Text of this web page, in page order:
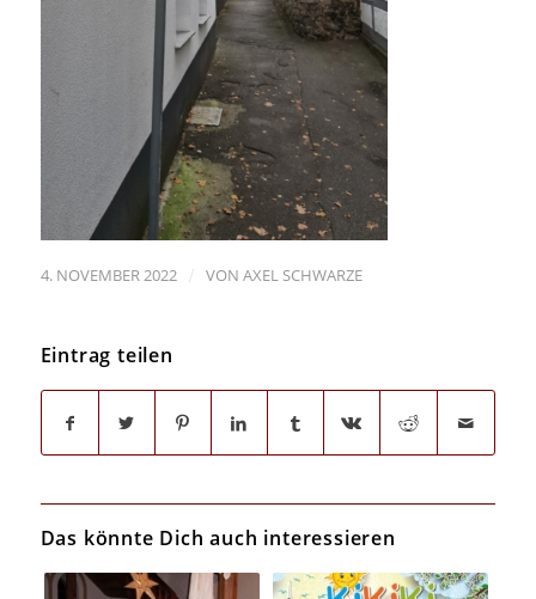
4. NOVEMBER 2022 / VON AXEL SCHWARZE
Eintrag teilen
Das könnte Dich auch interessieren